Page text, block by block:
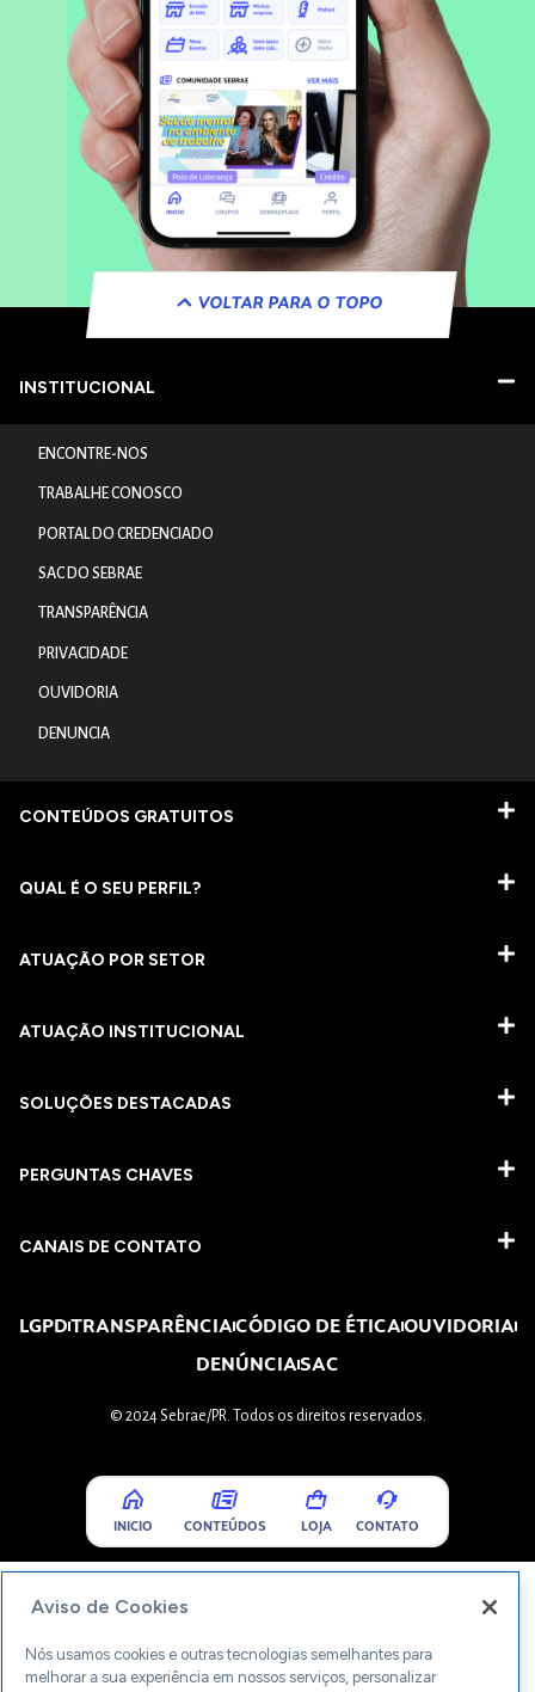
VOLTAR PARA O TOPO
INSTITUCIONAL
ENCONTRE-NOS
TRABALHE CONOSCO
PORTAL DO CREDENCIADO
SAC DO SEBRAE
TRANSPARÊNCIA
PRIVACIDADE
OUVIDORIA
DENUNCIA
CONTEÚDOS GRATUITOS
QUAL É O SEU PERFIL?
ATUAÇÃO POR SETOR
ATUAÇÃO INSTITUCIONAL
SOLUÇÕES DESTACADAS
PERGUNTAS CHAVES​
CANAIS DE CONTATO
LGPDTRANSPARÊNCIACÓDIGO DE ÉTICAOUVIDORIA
DENÚNCIASAC
© 2024 Sebrae/PR. Todos os direitos reservados.
INICIO CONTEÚDOS LOJA CONTATO
Aviso de Cookies
Nós usamos cookies e outras tecnologias semelhantes para
melhorar a sua experiência em nossos serviços, personalizar